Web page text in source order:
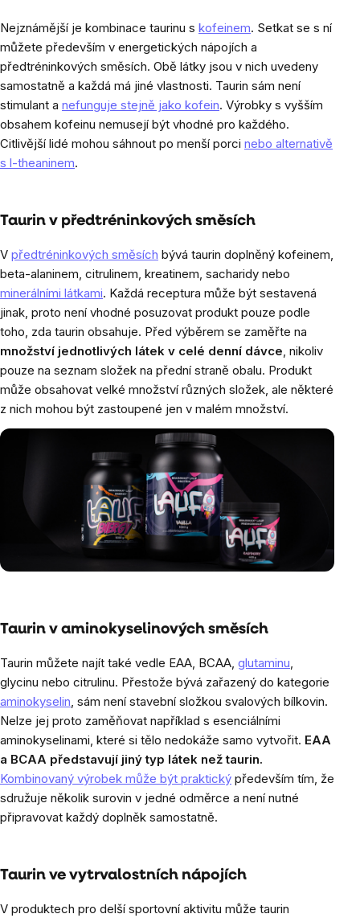
Nejznámější je kombinace taurinu s kofeinem. Setkat se s ní
můžete především v energetických nápojích a
předtréninkových směsích. Obě látky jsou v nich uvedeny
samostatně a každá má jiné vlastnosti. Taurin sám není
stimulant a nefunguje stejně jako kofein. Výrobky s vyšším
obsahem kofeinu nemusejí být vhodné pro každého.
Citlivější lidé mohou sáhnout po menší porci nebo alternativě
s l-theaninem.
Taurin v předtréninkových směsích
V předtréninkových směsích bývá taurin doplněný kofeinem,
beta-alaninem, citrulinem, kreatinem, sacharidy nebo
minerálními látkami. Každá receptura může být sestavená
jinak, proto není vhodné posuzovat produkt pouze podle
toho, zda taurin obsahuje. Před výběrem se zaměřte na
množství jednotlivých látek v celé denní dávce, nikoliv
pouze na seznam složek na přední straně obalu. Produkt
může obsahovat velké množství různých složek, ale některé
z nich mohou být zastoupené jen v malém množství.
Taurin v aminokyselinových směsích
Taurin můžete najít také vedle EAA, BCAA, glutaminu,
glycinu nebo citrulinu. Přestože bývá zařazený do kategorie
aminokyselin, sám není stavební složkou svalových bílkovin.
Nelze jej proto zaměňovat například s esenciálními
aminokyselinami, které si tělo nedokáže samo vytvořit. EAA
a BCAA představují jiný typ látek než taurin.
Kombinovaný výrobek může být praktický především tím, že
sdružuje několik surovin v jedné odměrce a není nutné
připravovat každý doplněk samostatně.
Taurin ve vytrvalostních nápojích
V produktech pro delší sportovní aktivitu může taurin